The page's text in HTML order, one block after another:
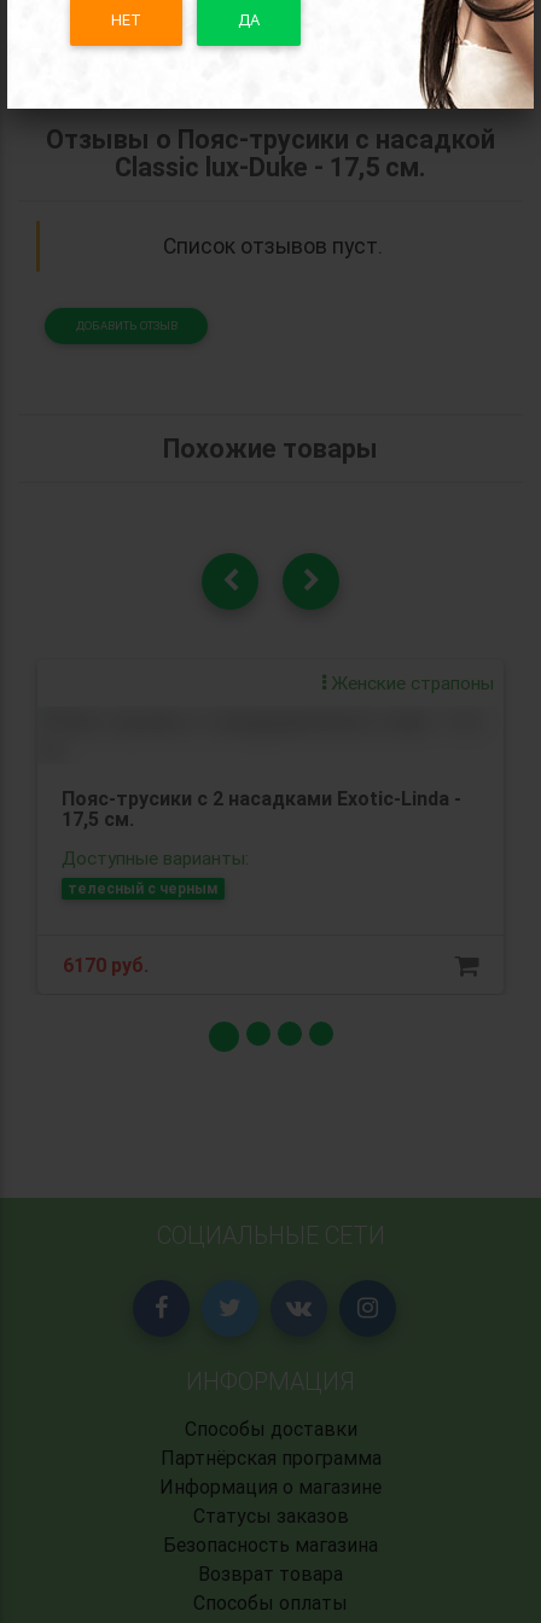
НЕТ ДА
Отзывы о Пояс-трусики с насадкой
Classic lux-Duke - 17,5 см.
Список отзывов пуст.
ДОБАВИТЬ ОТЗЫВ
Похожие товары
Женские страпоны
Пояс-трусики с 2 насадками Exotic-Linda -
17,5 см.
Доступные варианты:
телесный с черным
6170 руб.
СОЦИАЛЬНЫЕ СЕТИ
ИНФОРМАЦИЯ
Способы доставки
Партнёрская программа
Информация о магазине
Статусы заказов
Безопасность магазина
Возврат товара
Способы оплаты